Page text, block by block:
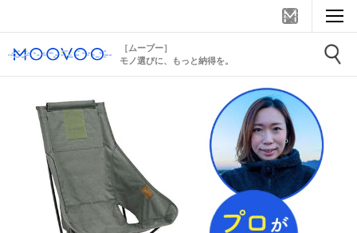
［ムーブー］
モノ選びに、もっと納得を。